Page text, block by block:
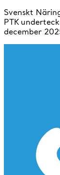
Svenskt
PTK
december